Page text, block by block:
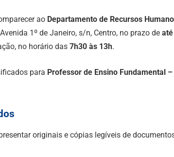
ao Departamento de Recursos
1º de Janeiro, s/n, Centro, no prazo de
no horário das7h30 às 13h.
para Professor de Ensino Fundamental
originais e cópias legíveis de